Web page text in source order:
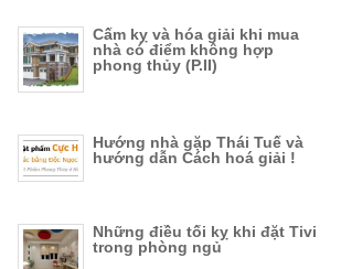
Cấm kỵ và hóa giải khi mua
nhà có điểm không hợp
phong thủy (P.II)
Hướng nhà gặp Thái Tuế và
hướng dẫn Cách hoá giải !
Những điều tối kỵ khi đặt Tivi
trong phòng ngủ